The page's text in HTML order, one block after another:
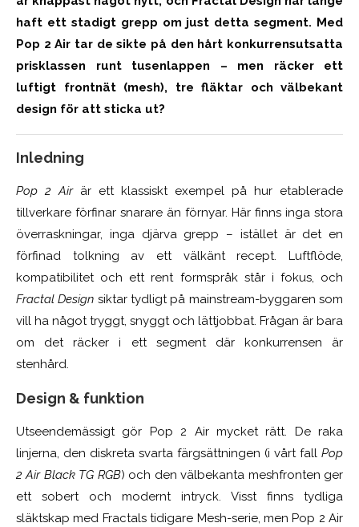
haft ett stadigt grepp om just detta segment. Med
Pop 2 Air tar de sikte på den hårt konkurrensutsatta
prisklassen runt tusenlappen – men räcker ett
luftigt frontnät (mesh), tre fläktar och välbekant
design för att sticka ut?
Inledning
Pop 2 Airär ett klassiskt exempel på hur etablerade
tillverkare förfinar snarare än förnyar. Här finns inga stora
överraskningar, inga djärva grepp – istället är det en
förfinad tolkning av ett välkänt recept. Luftflöde,
kompatibilitet och ett rent formspråk står i fokus, och
Fractal Design siktar tydligt på mainstream-byggaren som
vill ha något tryggt, snyggt och lättjobbat. Frågan är bara
om det räcker i ett segment där konkurrensen är
stenhård.
Design & funktion
Utseendemässigt gör Pop 2 Air mycket rätt. De raka
linjerna, den diskreta svarta färgsättningen (i vårt fall Pop
2 Air Black TG RGB) och den välbekanta meshfronten ger
ett sobert och modernt intryck. Visst finns tydliga
släktskap med Fractals tidigare Mesh-serie, men Pop 2 Air